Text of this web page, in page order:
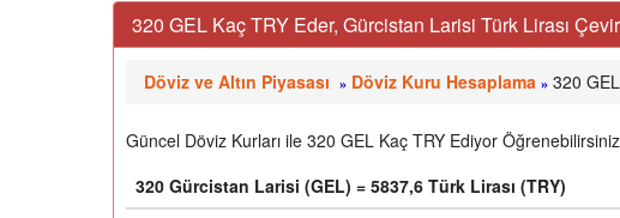
320 GEL Kaç TRY Eder, Gürcistan Larisi Türk Lirası
Döviz ve Altın Piyasası » Döviz Kuru Hesaplama » 320
Güncel Döviz Kurları ile 320 GEL Kaç TRY Ediyor
320 Gürcistan Larisi (GEL) = 5837,6 Türk Lirası (TRY)